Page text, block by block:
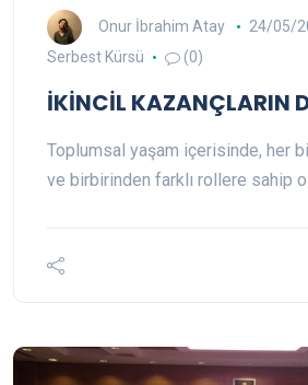
Onur İbrahim Atay
24/05/
Serbest Kürsü
(0)
İKİNCİL KAZANÇLARIN
Toplumsal yaşam içerisinde, her
ve birbirinden farklı rollere sahip